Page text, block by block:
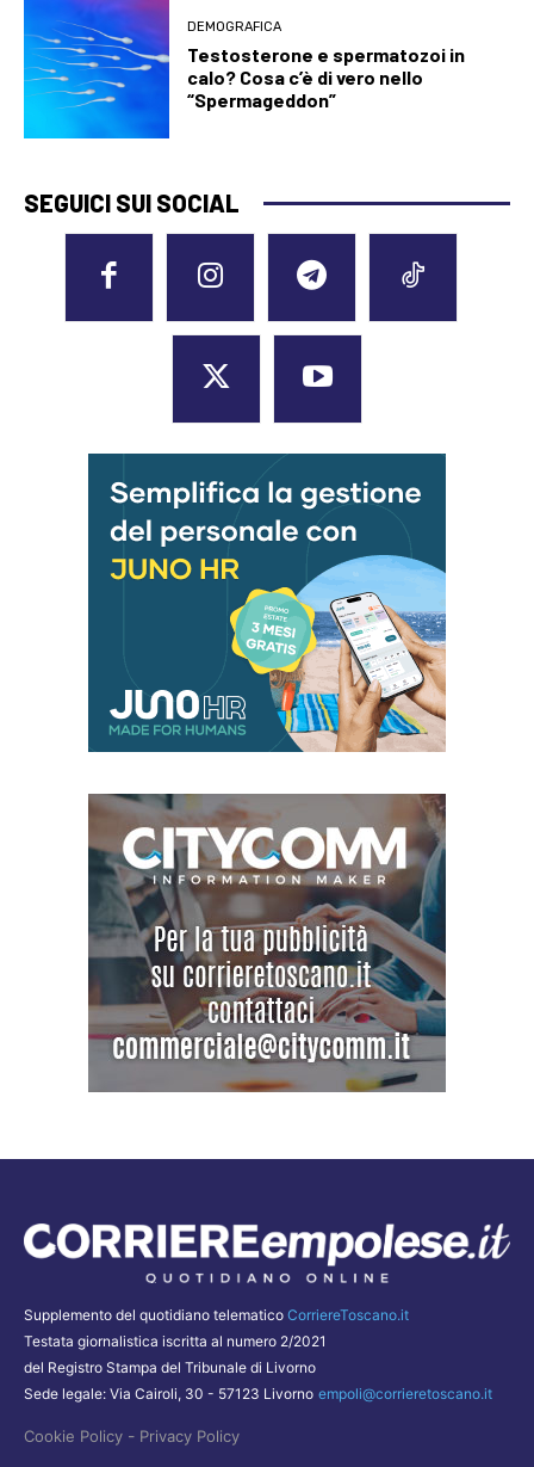
DEMOGRAFICA
Testosterone e spermatozoi in
calo? Cosa c’è di vero nello
“Spermageddon”
SEGUICI SUI SOCIAL
Supplemento del quotidiano telematico CorriereToscano.it
Testata giornalistica iscritta al numero 2/2021
del Registro Stampa del Tribunale di Livorno
Sede legale: Via Cairoli, 30 - 57123 Livorno empoli@corrieretoscano.it
Cookie Policy - Privacy Policy